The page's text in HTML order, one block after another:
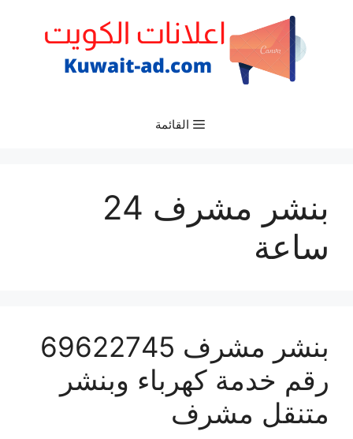
القائمة
بنشر مشرف 24
ساعة
بنشر مشرف 69622745
رقم خدمة كهرباء وبنشر
متنقل مشرف